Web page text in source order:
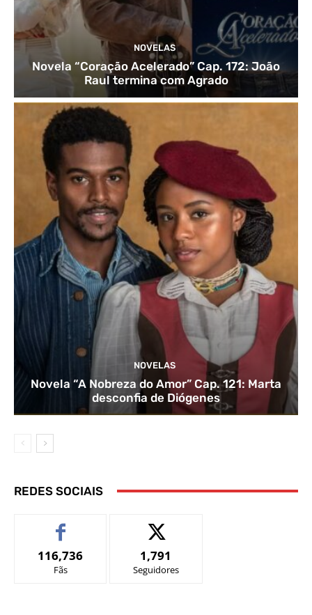
NOVELAS
Novela “Coração Acelerado” Cap. 172: João
Raul termina com Agrado
NOVELAS
Novela “A Nobreza do Amor” Cap. 121: Marta
desconfia de Diógenes
REDES SOCIAIS
116,736
Fãs
1,791
Seguidores